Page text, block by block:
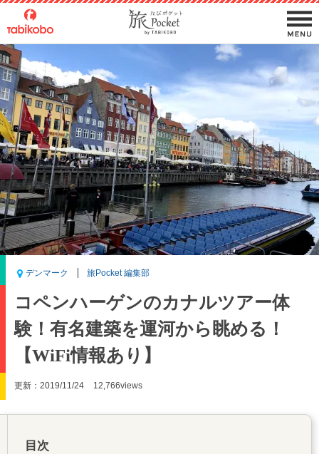
デンマーク 旅Pocket 編集部
コペンハーゲンのカナルツアー体
験！有名建築を運河から眺める！
【WiFi情報あり】
更新：2019/11/24 12,766views
目次